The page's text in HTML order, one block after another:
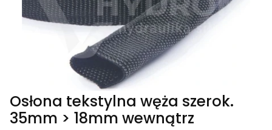
Osłona tekstylna węża szerok.
35mm > 18mm wewnątrz